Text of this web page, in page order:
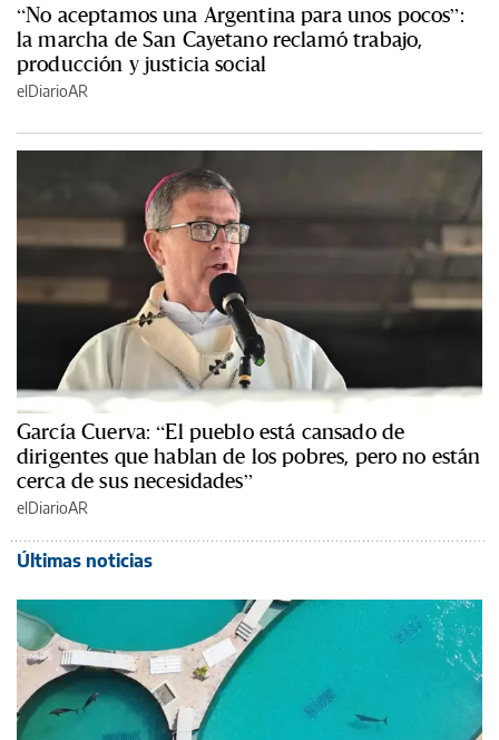
“No aceptamos una Argentina para unos pocos”:
la marcha de San Cayetano reclamó trabajo,
producción y justicia social
elDiarioAR
García Cuerva: “El pueblo está cansado de
dirigentes que hablan de los pobres, pero no están
cerca de sus necesidades”
elDiarioAR
Últimas noticias